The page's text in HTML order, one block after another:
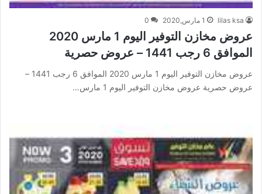
lilas ksa 1 مارس,2020 0
عروض مخازن التوفير اليوم 1 مارس 2020
الموافق 6 رجب 1441 – عروض حصرية
عروض مخازن التوفير اليوم 1 مارس 2020 الموافق 6 رجب 1441 –
عروض حصرية عروض مخازن التوفير اليوم 1 مارس…